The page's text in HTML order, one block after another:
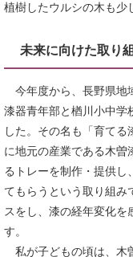
植樹したウルシの木も少
未来に向けた取り
今年度から、長野県地
漆器青年部と楢川小中学
した。その名も「育て
に地元の産業である木曽
るトレーを制作・提供し
てもらうという取り組み
スをし、漆の経年変化を
す。
私が子どもの頃は、木